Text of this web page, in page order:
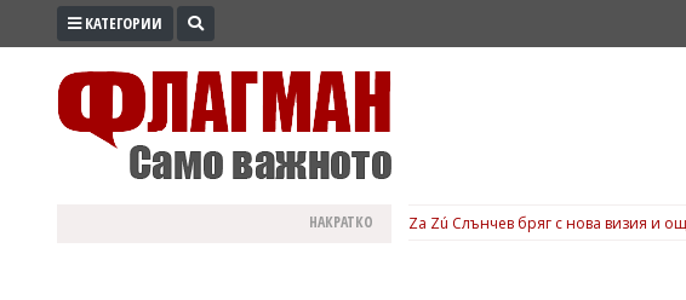
ПРОМО
КАТЕГОРИИ
НАКРАТКО Za Zú Слънчев бряг с нова визия и